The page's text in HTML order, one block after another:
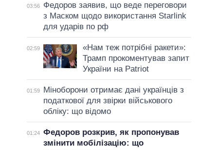
03:56
Федоров заявив, що веде переговори
з Маском щодо використання Starlink
для ударів по рф
02:59
«Нам теж потрібні ракети»:
Трамп прокоментував запит
України на Patriot
01:59
Міноборони отримає дані українців з
податкової для звірки військового
обліку: що відомо
01:24 Федоров розкрив, як пропонував
змінити мобілізацію: що